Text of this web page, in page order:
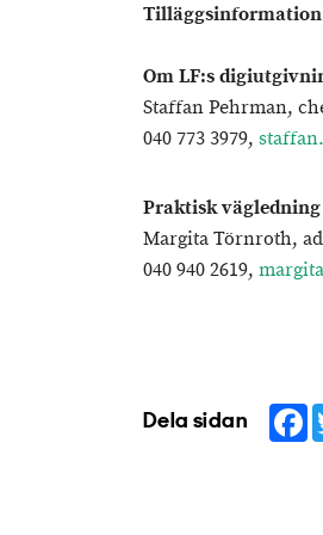
Om LF:s
Staffan Pehrman,
040 773 3979,
Praktisk
Margita Törnroth,
040 940 2619,
Dela sidan